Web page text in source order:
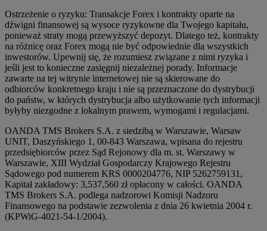
Ostrzeżenie o ryzyku: Transakcje Forex i kontrakty oparte na
dźwigni finansowej są wysoce ryzykowne dla Twojego kapitału,
ponieważ straty mogą przewyższyć depozyt. Dlatego też, kontrakty
na różnicę oraz Forex mogą nie być odpowiednie dla wszystkich
inwestorów. Upewnij się, że rozumiesz związane z nimi ryzyka i
jeśli jest to konieczne zasięgnij niezależnej porady. Informacje
zawarte na tej witrynie internetowej nie są skierowane do
odbiorców konkretnego kraju i nie są przeznaczone do dystrybucji
do państw, w których dystrybucja albo użytkowanie tych informacji
byłyby niezgodne z lokalnym prawem, wymogami i regulacjami.
OANDA TMS Brokers S.A. z siedzibą w Warszawie, Warsaw
UNIT, Daszyńskiego 1, 00-843 Warszawa, wpisana do rejestru
przedsiębiorców przez Sąd Rejonowy dla m. st. Warszawy w
Warszawie, XIII Wydział Gospodarczy Krajowego Rejestru
Sądowego pod numerem KRS 0000204776, NIP 5262759131,
Kapitał zakładowy: 3,537,560 zł opłacony w całości. OANDA
TMS Brokers S.A. podlega nadzorowi Komisji Nadzoru
Finansowego na podstawie zezwolenia z dnia 26 kwietnia 2004 r.
(KPWiG-4021-54-1/2004).